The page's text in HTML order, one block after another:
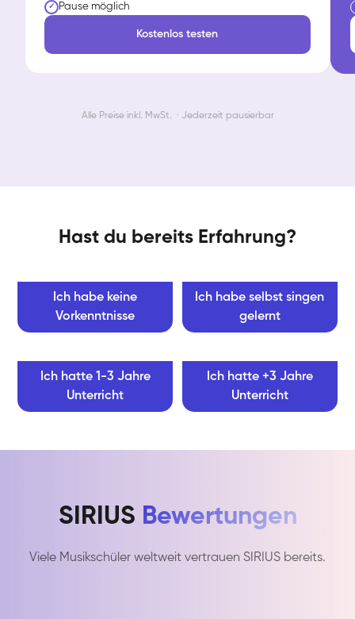
✓ Pause möglich
Kostenlos testen
Alle Preise inkl. MwSt. · Jederzeit pausierbar
Hast du bereits Erfahrung?
Ich habe keine
Vorkenntnisse
Ich habe selbst singen
gelernt
Ich hatte 1-3 Jahre
Unterricht
Ich hatte +3 Jahre
Unterricht
SIRIUS Bewertungen
Viele Musikschüler weltweit vertrauen SIRIUS bereits.